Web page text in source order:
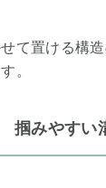
て置ける構
。
掴みやすい